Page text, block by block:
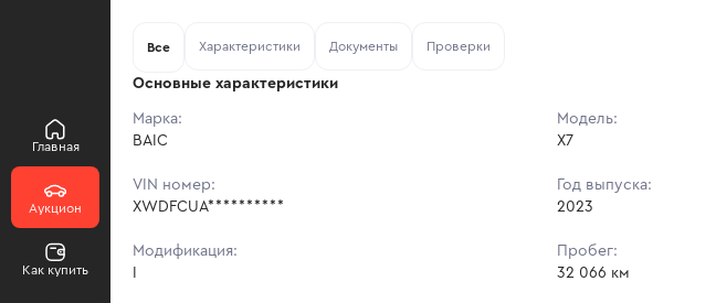
Главная
Аукцион
Как купить
Все Характеристики Документы Проверки
Основные характеристики
Марка:
BAIC
Модель:
X7
VIN номер:
XWDFCUA**********
Год выпуска:
2023
Модификация:
Пробег:
32 066 км